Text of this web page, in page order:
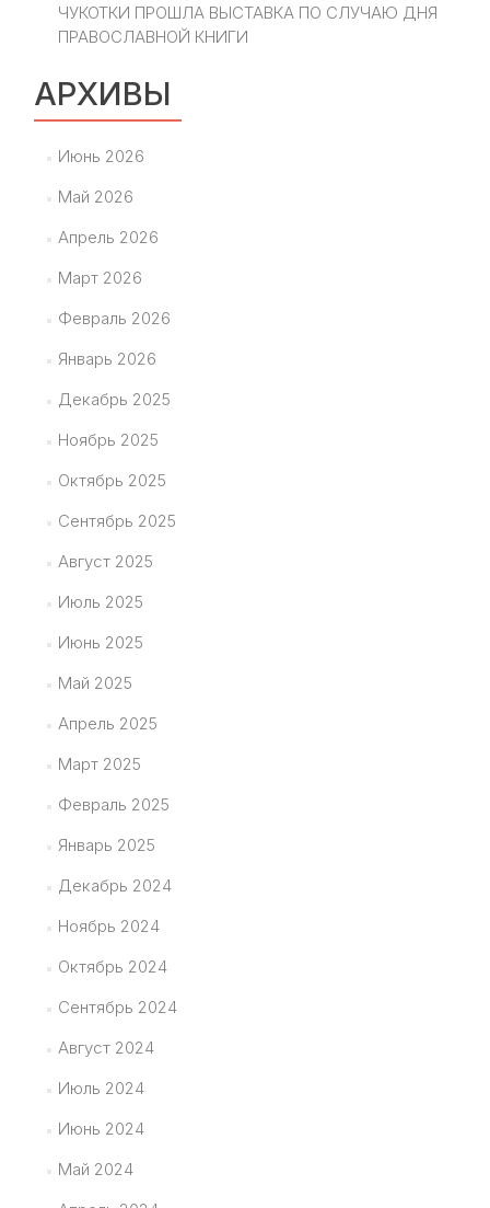
ЧУКОТКИ ПРОШЛА ВЫСТАВКА ПО СЛУЧАЮ ДНЯ
ПРАВОСЛАВНОЙ КНИГИ
АРХИВЫ
Июнь 2026
Май 2026
Апрель 2026
Март 2026
Февраль 2026
Январь 2026
Декабрь 2025
Ноябрь 2025
Октябрь 2025
Сентябрь 2025
Август 2025
Июль 2025
Июнь 2025
Май 2025
Апрель 2025
Март 2025
Февраль 2025
Январь 2025
Декабрь 2024
Ноябрь 2024
Октябрь 2024
Сентябрь 2024
Август 2024
Июль 2024
Июнь 2024
Май 2024